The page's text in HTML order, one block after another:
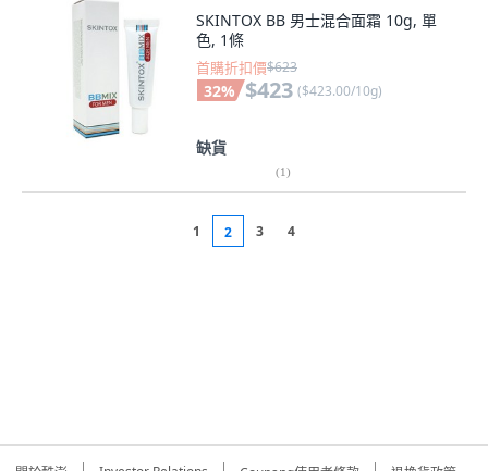
SKINTOX BB 男士混合面霜 10g, 單
色, 1條
首購折扣價$623
32% $423 ($423.00/10g)
缺貨
(1)
1 2 3 4